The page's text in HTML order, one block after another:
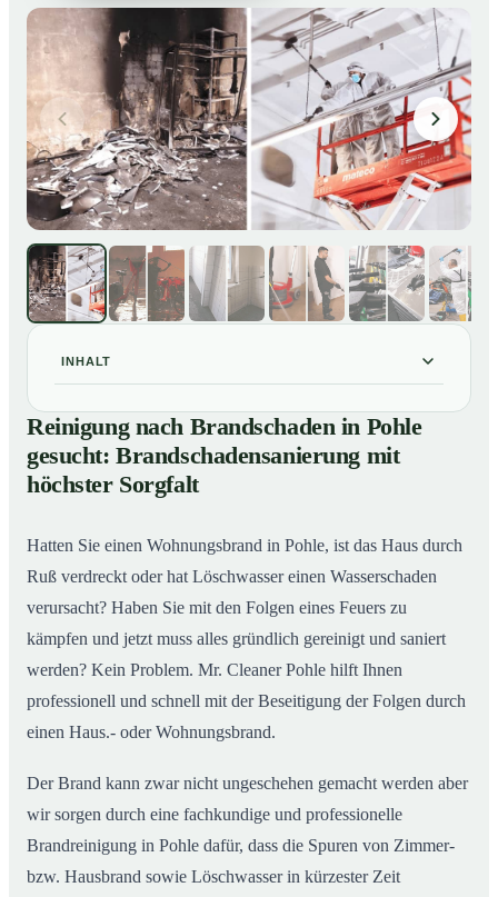
INHALT
01Reinigung nach Brandschaden in Pohle gesucht:
Brandschadensanierung mit höchster Sorgfalt
02 Brandreinigung in Pohle – Profis im Einsatz
Reinigung nach Brandschaden in Pohle
gesucht: Brandschadensanierung mit
höchster Sorgfalt
Hatten Sie einen Wohnungsbrand in Pohle, ist das Haus durch
Ruß verdreckt oder hat Löschwasser einen Wasserschaden
verursacht? Haben Sie mit den Folgen eines Feuers zu
kämpfen und jetzt muss alles gründlich gereinigt und saniert
werden? Kein Problem. Mr. Cleaner Pohle hilft Ihnen
professionell und schnell mit der Beseitigung der Folgen durch
einen Haus.- oder Wohnungsbrand.
Der Brand kann zwar nicht ungeschehen gemacht werden aber
wir sorgen durch eine fachkundige und professionelle
Brandreinigung in Pohle dafür, dass die Spuren von Zimmer-
bzw. Hausbrand sowie Löschwasser in kürzester Zeit